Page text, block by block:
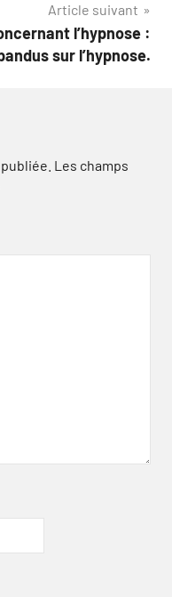
Article suivant
l’hypnose :
sur l’hypnose.
Les champs